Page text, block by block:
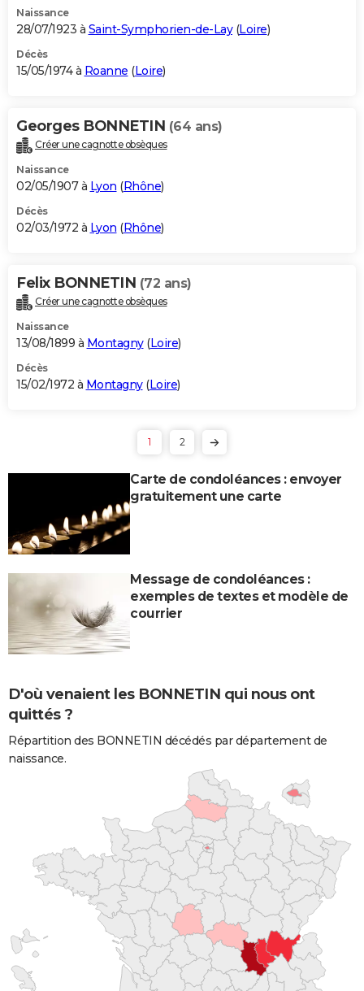
Naissance
28/07/1923 à Saint-Symphorien-de-Lay(Loire)
Décès
15/05/1974 à Roanne (Loire)
Georges BONNETIN (64 ans)
Créer une cagnotte obsèques
Naissance
02/05/1907 à Lyon (Rhône)
Décès
02/03/1972 à Lyon (Rhône)
Felix BONNETIN (72 ans)
Créer une cagnotte obsèques
Naissance
13/08/1899 à Montagny(Loire)
Décès
15/02/1972 à Montagny(Loire)
1 2
Carte de condoléances : envoyer
gratuitement une carte
Message de condoléances :
exemples de textes et modèle de
courrier
D'où venaient les BONNETIN qui nous ont
quittés ?
Répartition des BONNETIN décédés par département de
naissance.